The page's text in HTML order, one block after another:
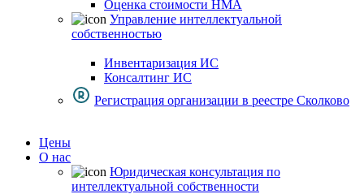
Оценка стоимости НМА
Управление интеллектуальной
собственностью
Инвентаризация ИС
Консалтинг ИС
Регистрация организации в реестре Сколково
Цены
О нас
Юридическая консультация по
интеллектуальной собственности